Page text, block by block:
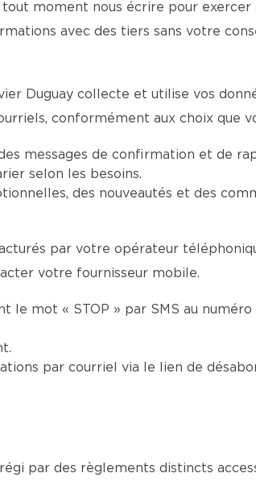
moment nous écrire pour exercer
avec des tiers sans votre
Duguay collecte et utilise vos
conformément aux choix que
messages de confirmation et de
selon les besoins.
des nouveautés et des
par votre opérateur
votre fournisseur mobile.
le mot « STOP » par SMS au numéro
par courriel via le lien de
par des règlements distincts